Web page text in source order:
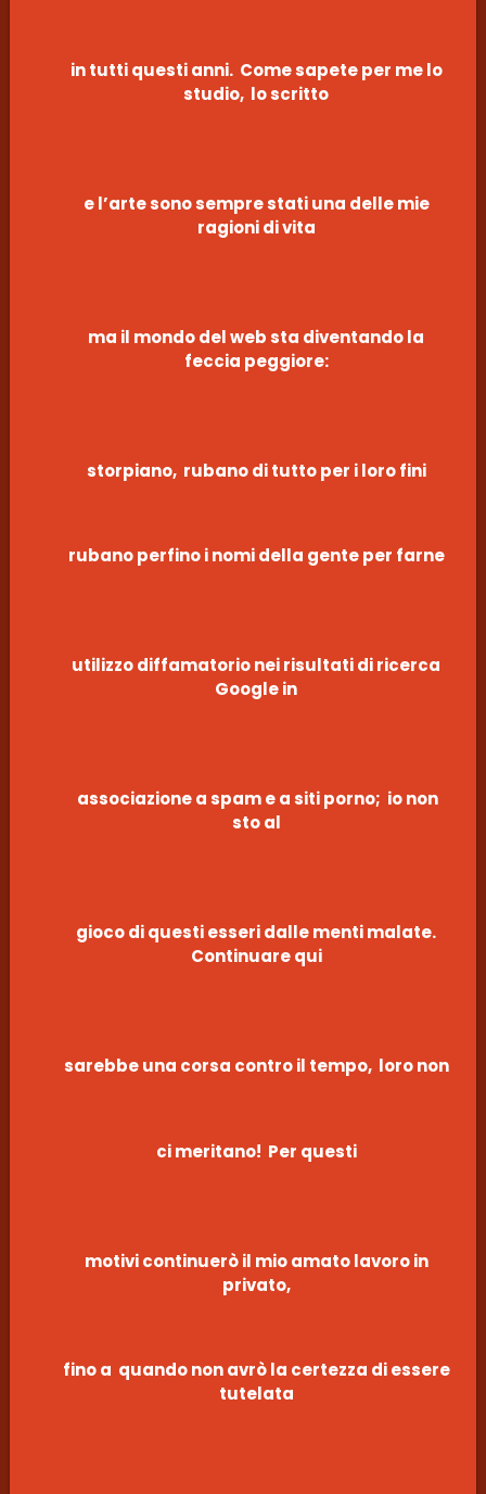
in tutti questi anni. Come sapete per me lo
studio, lo scritto
e l’arte sono sempre stati una delle mie
ragioni di vita
ma il mondo del web sta diventando la
feccia peggiore:
storpiano, rubano di tutto per i loro fini
rubano perfino i nomi della gente per farne
utilizzo diffamatorio nei risultati di ricerca
Google in
associazione a spam e a siti porno; io non
sto al
gioco di questi esseri dalle menti malate.
Continuare qui
sarebbe una corsa contro il tempo, loro non
ci meritano! Per questi
motivi continuerò il mio amato lavoro in
privato,
fino a quando non avrò la certezza di essere
tutelata